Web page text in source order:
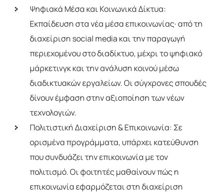
Ψηφιακά Μέσα και Κοινωνικά Δίκτυα:
Εκπαίδευση στα νέα μέσα επικοινωνίας· από τη
διαχείριση social media και την παραγωγή
περιεχομένου στο διαδίκτυο, μέχρι το ψηφιακό
μάρκετινγκ και την ανάλυση κοινού μέσω
διαδικτυακών εργαλείων. Οι σύγχρονες σπουδές
δίνουν έμφαση στην αξιοποίηση των νέων
τεχνολογιών.
Πολιτιστική Διαχείριση & Επικοινωνία: Σε
ορισμένα προγράμματα, υπάρχει κατεύθυνση
που συνδυάζει την επικοινωνία με τον
πολιτισμό. Οι φοιτητές μαθαίνουν πώς η
επικοινωνία εφαρμόζεται στη διαχείριση